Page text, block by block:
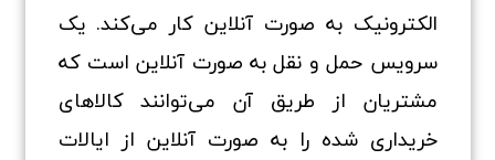
الکترونیک به‌ صورت آنلاین کار می‌کند. یک
سرویس حمل‌ و نقل به‌ صورت آنلاین است که
مشتریان از طریق آن می‌توانند کالاهای
خریداری‌ شده را به‌ صورت آنلاین از ایالات‌